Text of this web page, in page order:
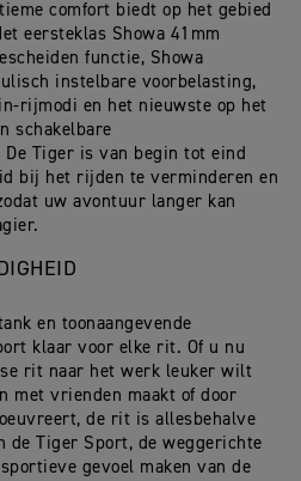
comfort biedt op het gebied
eersteklas Showa 41mm
functie, Showa
instelbare voorbelasting,
rijmodi en het nieuwste op het
schakelbare
Tiger is van begin tot eind
bij het rijden te verminderen en
uw avontuur langer kan
en toonaangevende
klaar voor elke rit. Of u nu
rit naar het werk leuker wilt
met vrienden maakt of door
de rit is allesbehalve
de Tiger Sport, de weggerichte
gevoel maken van de